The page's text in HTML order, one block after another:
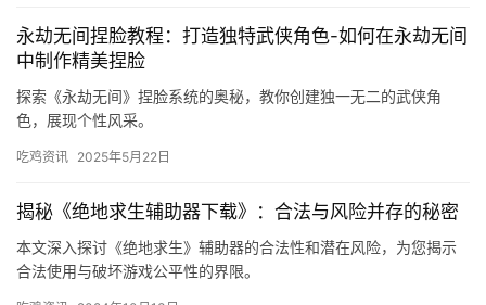
永劫无间捏脸教程：打造独特武侠角色-如何在永劫无间
中制作精美捏脸
探索《永劫无间》捏脸系统的奥秘，教你创建独一无二的武侠角
色，展现个性风采。
吃鸡资讯 2025年5月22日
揭秘《绝地求生辅助器下载》：合法与风险并存的秘密
本文深入探讨《绝地求生》辅助器的合法性和潜在风险，为您揭示
合法使用与破坏游戏公平性的界限。